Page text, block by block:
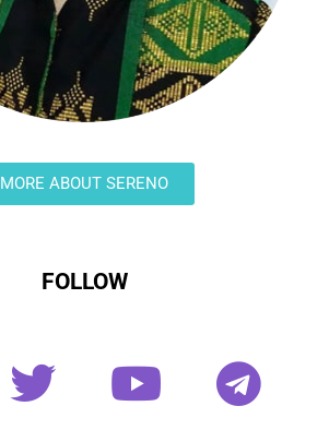
MORE ABOUT SERENO
FOLLOW